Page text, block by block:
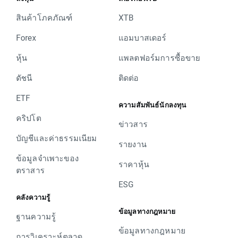
สินค้าโภคภัณฑ์
Forex
หุ้น
ดัชนี
ETF
คริปโต
บัญชีและค่าธรรมเนียม
ข้อมูลจำเพาะของ
ตราสาร
คลังความรู้
ฐานความรู้
XTB
แอมบาสเดอร์
แพลตฟอร์มการซื้อขาย
ติดต่อ
ความสัมพันธ์นักลงทุน
ข่าวสาร
รายงาน
ราคาหุ้น
ESG
ข้อมูลทางกฎหมาย
ข้อมูลทางกฎหมาย